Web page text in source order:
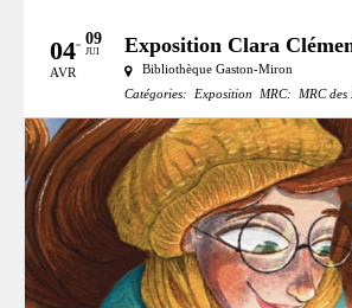
04
AVR
09
JUI Exposition Clara
Bibliothèque Gaston-Miron
Catégories:
Exposition MRC: MRC